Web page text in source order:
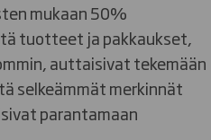
mukaan 50%
tuotteet ja pakkaukset,
auttaisivat tekemään
selkeämmät merkinnät
parantamaan